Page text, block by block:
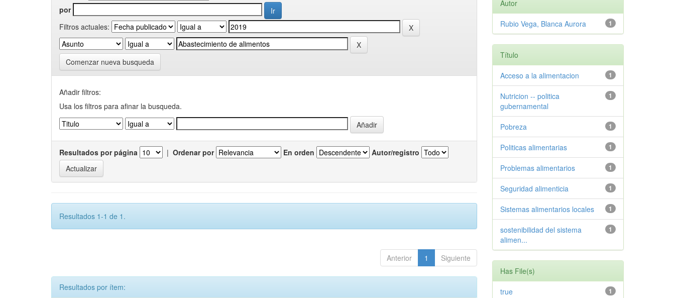
por
Filtros actuales:
Comenzar nueva busqueda
Añadir filtros:
Usa los filtros para afinar la busqueda.
Resultados por página | Ordenar por En orden Autor/registro
Resultados 1-1 de 1.
Anterior 1 Siguiente
Resultados por ítem:
Autor
1
Rubio Vega, Blanca Aurora
Título
1
Acceso a la alimentacion
1
Nutricion -- politica
gubernamental
1
Pobreza
1
Politicas alimentarias
1
Problemas alimentarios
1
Seguridad alimenticia
1
Sistemas alimentarios locales
1
sostenibilidad del sistema
alimen...
Has File(s)
1
true